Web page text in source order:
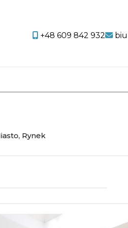
+48 609 842 932
Rynek